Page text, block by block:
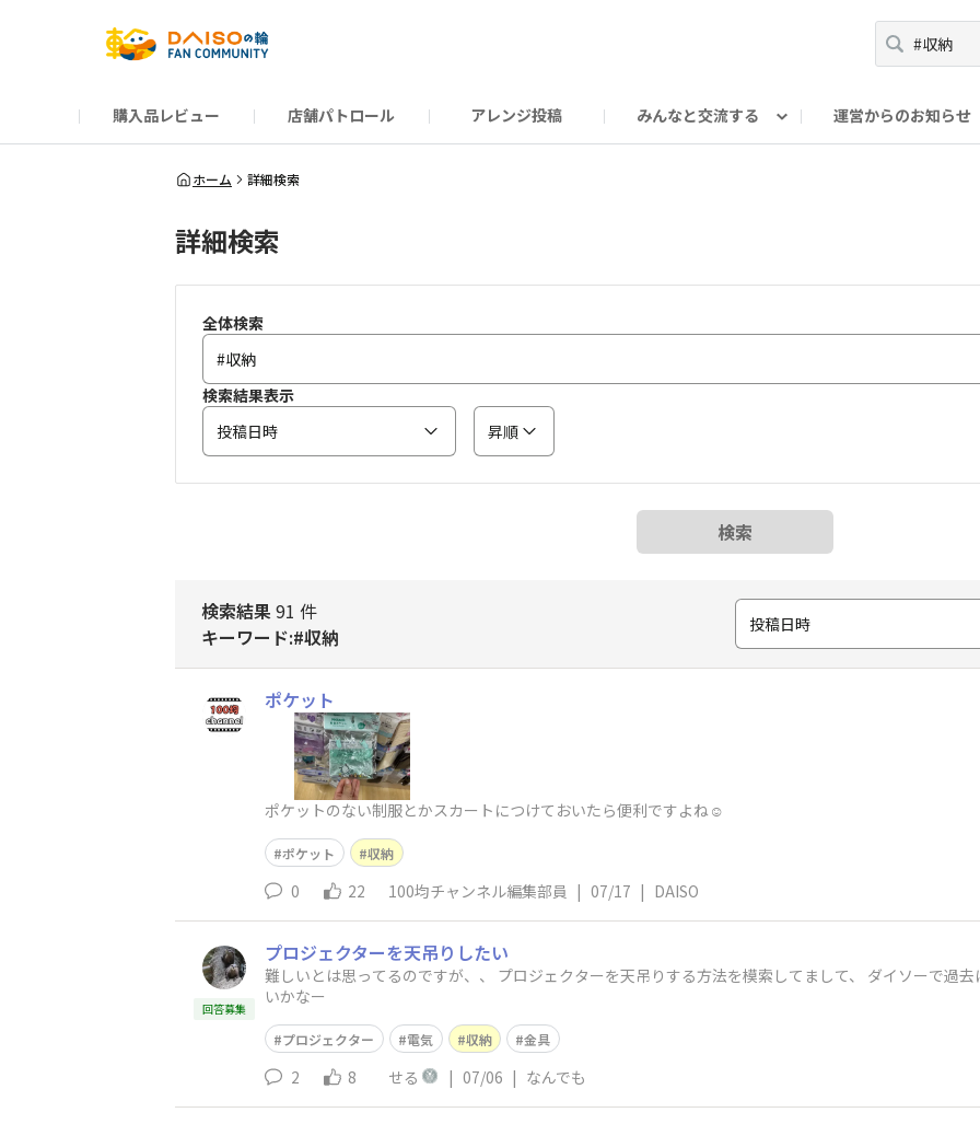
購入品レビュー 店舗パトロール アレンジ投稿 みんなと交流する
だんぜんトーク
運営からのお知らせ
運営からのお知らせ
ーSP Blogー
プレゼントキャンペーン
1周年記念キャンペーン
公式ホームページ
ホーム 詳細検索
詳細検索
全体検索
検索結果表示
投稿日時
昇順
検索
検索結果91 件
キーワード:#収納
投稿日時
ポケット
ポケットのない制服とかスカートにつけておいたら便利ですよね☺️
ポケット 収納
0 22 100均チャンネル編集部員 | 07/17 | DAISO
回答募集
プロジェクターを天吊りしたい
難しいとは思ってるのですが、、 プロジェクターを天吊りする方法を模索してまして、 ダイソーで過
いかなー
プロジェクター 電気 収納 金具
2 8 せる | 07/06 | なんでも